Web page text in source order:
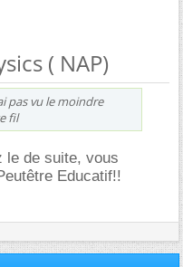
( NAP)
pas vu le moindre
fil
le de suite, vous
Educatif!!